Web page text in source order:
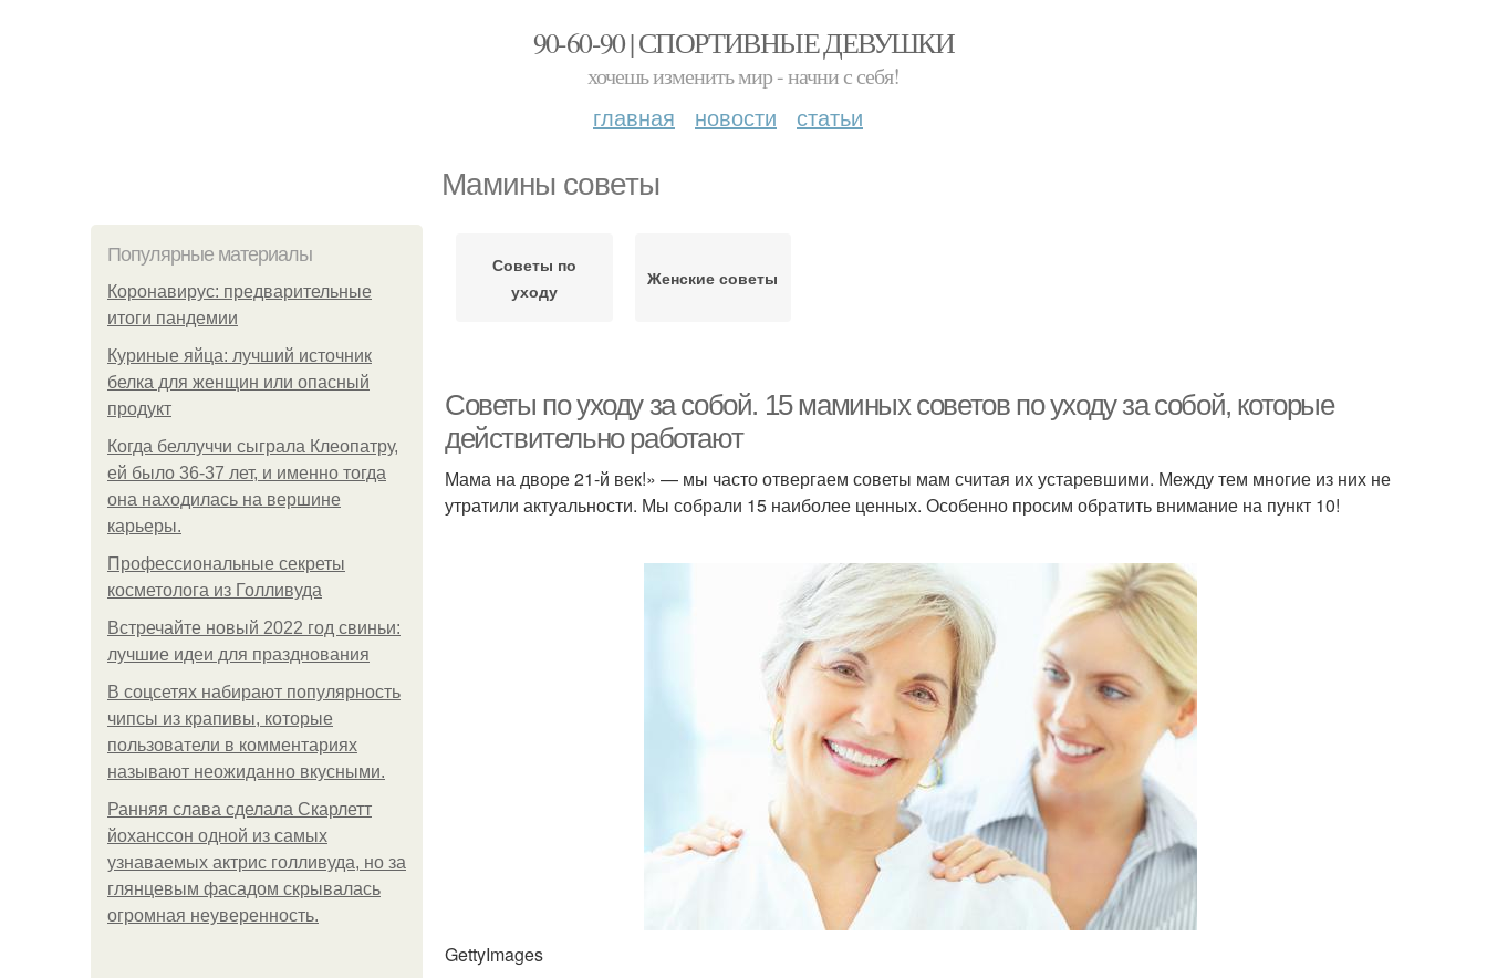
90-60-90 | СПОРТИВНЫЕ ДЕВУШКИ
хочешь изменить мир - начни с себя!
главная новости статьи
Мамины советы
Популярные материалы
Коронавирус: предварительные
итоги пандемии
Куриные яйца: лучший источник
белка для женщин или опасный
продукт
Когда беллуччи сыграла Клеопатру,
ей было 36-37 лет, и именно тогда
она находилась на вершине
карьеры.
Профессиональные секреты
косметолога из Голливуда
Встречайте новый 2022 год свиньи:
лучшие идеи для празднования
В соцсетях набирают популярность
чипсы из крапивы, которые
пользователи в комментариях
называют неожиданно вкусными.
Ранняя слава сделала Скарлетт
йоханссон одной из самых
узнаваемых актрис голливуда, но за
глянцевым фасадом скрывалась
огромная неуверенность.
Советы по
уходу
Женские советы
Советы по уходу за собой. 15 маминых советов по уходу за собой, которые
действительно работают
Мама на дворе 21-й век!» — мы часто отвергаем советы мам считая их устаревшими. Между тем многие из них не
утратили актуальности. Мы собрали 15 наиболее ценных. Особенно просим обратить внимание на пункт 10!
GettyImages